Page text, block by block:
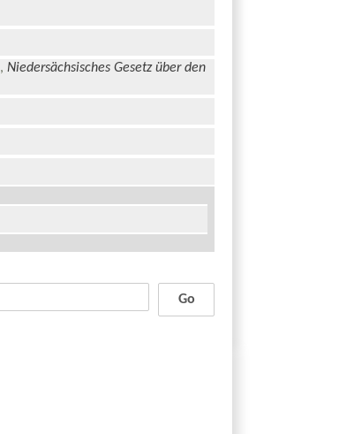
,Niedersächsisches Gesetz über den